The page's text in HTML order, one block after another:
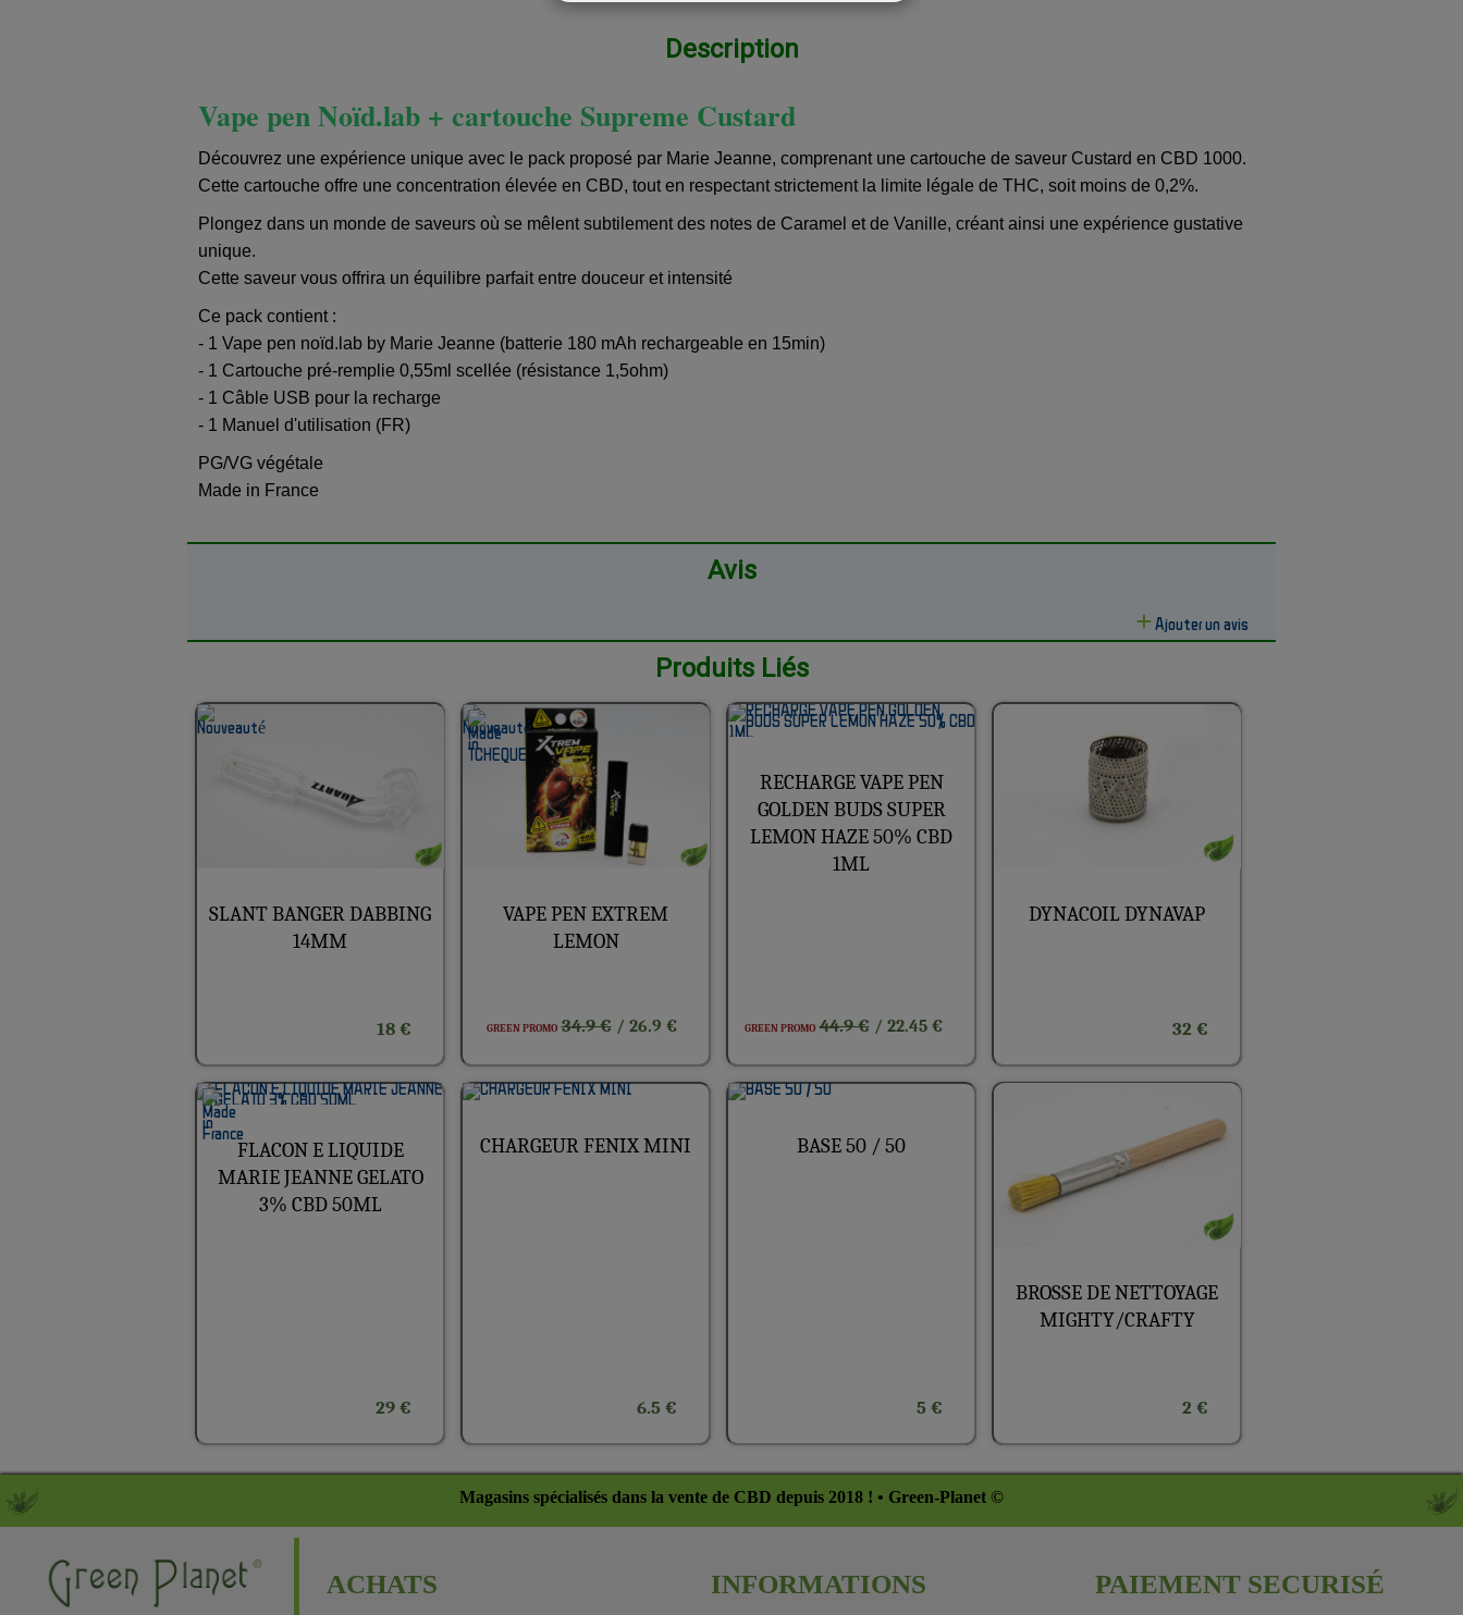
Description
Vape pen Noïd.lab + cartouche Supreme Custard
Découvrez une expérience unique avec le pack proposé par Marie Jeanne, comprenant une cartouche de saveur Custard en CBD 1000.
Cette cartouche offre une concentration élevée en CBD, tout en respectant strictement la limite légale de THC, soit moins de 0,2%.
Plongez dans un monde de saveurs où se mêlent subtilement des notes de Caramel et de Vanille, créant ainsi une expérience gustative
unique.
Cette saveur vous offrira un équilibre parfait entre douceur et intensité
Ce pack contient :
- 1 Vape pen noïd.lab by Marie Jeanne (batterie 180 mAh rechargeable en 15min)
- 1 Cartouche pré-remplie 0,55ml scellée (résistance 1,5ohm)
- 1 Câble USB pour la recharge
- 1 Manuel d'utilisation (FR)
PG/VG végétale
Made in France
Avis
Ajouter un avis
Produits Liés
SLANT BANGER DABBING
14MM
18 €
VAPE PEN EXTREM
LEMON
GREEN PROMO 34.9 €/ 26.9 €
RECHARGE VAPE PEN
GOLDEN BUDS SUPER
LEMON HAZE 50% CBD
1ML
GREEN PROMO 44.9 €/ 22.45 €
DYNACOIL DYNAVAP
32 €
FLACON E LIQUIDE
MARIE JEANNE GELATO
3% CBD 50ML
29 €
CHARGEUR FENIX MINI
6.5 €
BASE 50 / 50
5 €
BROSSE DE NETTOYAGE
MIGHTY/CRAFTY
2 €
Magasins spécialisés dans la vente de CBD depuis 2018 ! • Green-Planet ©
ACHATS INFORMATIONS PAIEMENT SECURISÉ